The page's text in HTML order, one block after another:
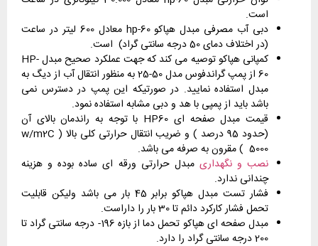
است.
دبی آب مصرفی مبدل هپاکو hp-60 معادل 600 لیتر در ساعت
(در اختلاف دمای 50 درجه سانتی گراد) است.
کمپانی هپاکو توصیه می کند که جهت عملکرد صحیح مبدل HP-
60 از پمپ گراندفوس مدل 50-25 به منظور انتقال آب از دیگ به
مبدل استفاده نمایید. در صورتیکه این پمپ در دسترس نمی
باشد باید از پمپی با هد و دبی مشابه استفاده نمود.
قیمت مبدل صفحه ای HP60 با توجه به راندمان بالای آن
(حدود 95 درصد ) و ضریب انتقال حرارتی کلی بالا ( w/m2C
5000 ) مقرون به صرفه می باشد.
نصب و نگهداری مبدل حرارتی ورقه ای ساده بوده و هزینه
چندانی ندارد.
فشار تست مبدل هپاکو برابر 45 بار می باشد ولیکن قابلیت
تحمل فشار کارکرد دائم تا 30 بار را داراست.
مبدل صفحه ای هپاکو تحمل دما از بازه 196- درجه سانتی گراد تا
200 درجه سانتی گراد را دارد.